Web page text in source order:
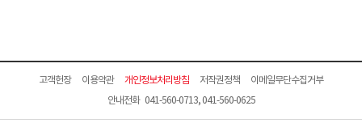
고객헌장 이용약관 개인정보처리방침 저작권정책
이메일무단수집거부
안내전화 041-560-0713, 041-560-0625